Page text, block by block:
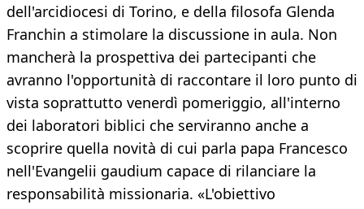
dell'arcidiocesi di Torino, e della filosofa Glenda
Franchin a stimolare la discussione in aula. Non
mancherà la prospettiva dei partecipanti che
avranno l'opportunità di raccontare il loro punto di
vista soprattutto venerdì pomeriggio, all'interno
dei laboratori biblici che serviranno anche a
scoprire quella novità di cui parla papa Francesco
nell'Evangelii gaudium capace di rilanciare la
responsabilità missionaria. «L'obiettivo